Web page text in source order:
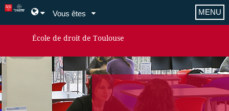
Vous êtes
École de droit de Toulouse
MENU